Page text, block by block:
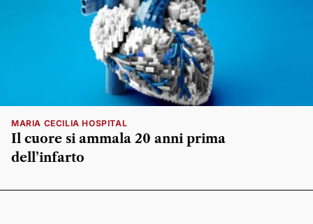
MARIA CECILIA HOSPITAL
Il cuore si ammala 20 anni prima
dell’infarto